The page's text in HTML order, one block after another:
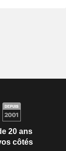
20 ans
côtés